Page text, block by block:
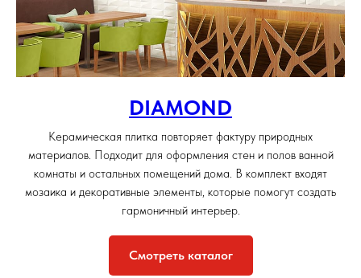
DIAMOND
Керамическая плитка повторяет фактуру природных
материалов. Подходит для оформления стен и полов ванной
комнаты и остальных помещений дома. В комплект входят
мозаика и декоративные элементы, которые помогут создать
гармоничный интерьер.
Смотреть каталог